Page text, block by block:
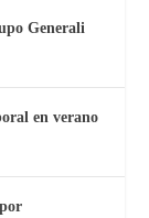
Generali
en verano